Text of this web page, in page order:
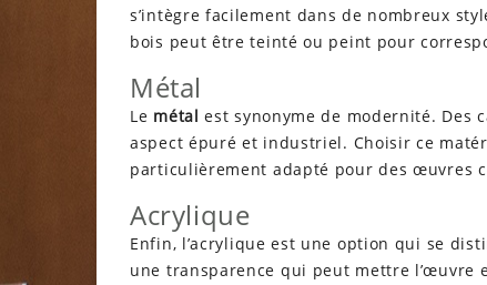
s’intègre facilement dans de nombreux
bois peut être teinté ou peint pour
Métal
Le métal est synonyme de modernité. Des
aspect épuré et industriel. Choisir ce
particulièrement adapté pour des œuvres
Acrylique
Enfin, l’acrylique est une option qui se
une transparence qui peut mettre l’œuvre